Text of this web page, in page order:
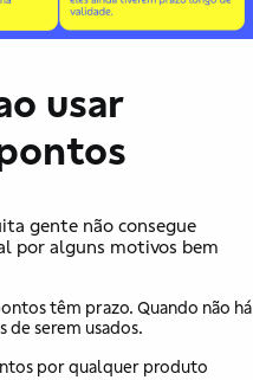
usar
gente não consegue
por alguns motivos bem
têm prazo. Quando não há
de serem usados.
por qualquer produto